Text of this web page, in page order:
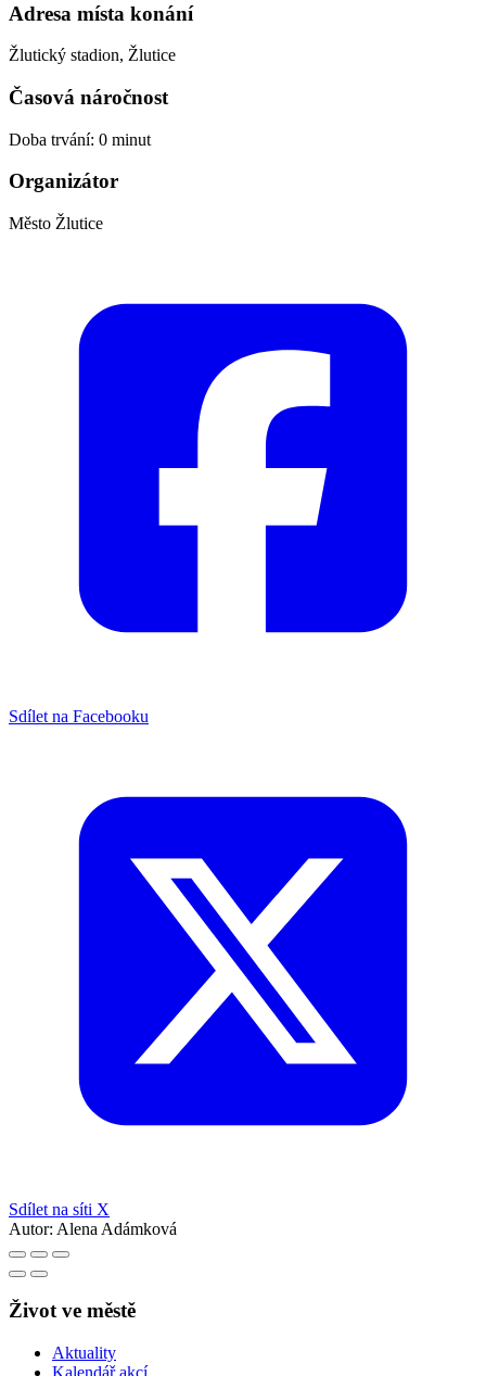
Adresa místa konání
Žlutický stadion, Žlutice
Časová náročnost
Doba trvání: 0 minut
Organizátor
Město Žlutice
Sdílet na Facebooku
Sdílet na síti X
Autor: Alena Adámková
Život ve městě
Aktuality
Kalendář akcí